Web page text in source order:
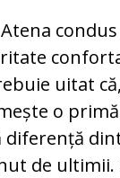
uitat
o
diferență
de ultimii.